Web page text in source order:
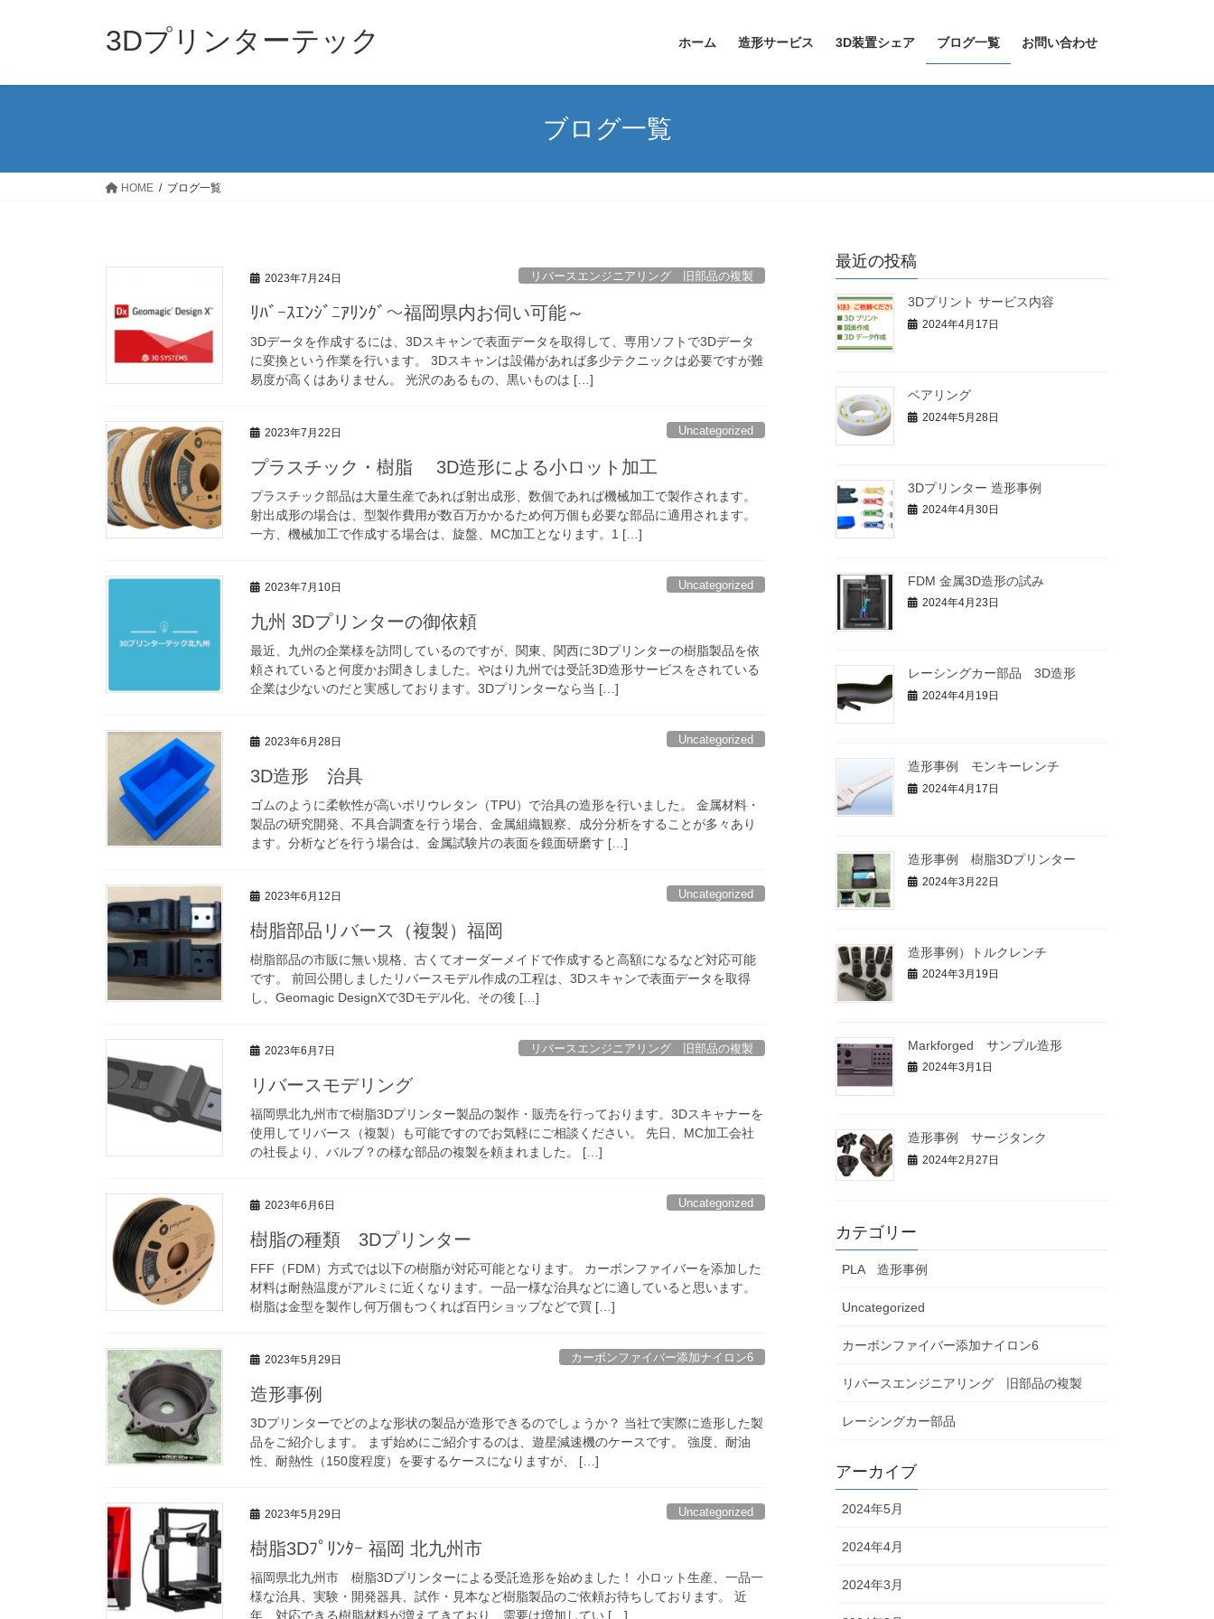
3Dプリンターテック ホーム 造形サービス 3D装置シェア ブログ一覧 お問い合わせ
ブログ一覧
HOME ブログ一覧
2023年7月24日 リバースエンジニアリング 旧部品の複製
ﾘﾊﾞｰｽｴﾝｼﾞﾆｱﾘﾝｸﾞ～福岡県内お伺い可能～
3Dデータを作成するには、3Dスキャンで表面データを取得して、専用ソフトで3Dデータ
に変換という作業を行います。 3Dスキャンは設備があれば多少テクニックは必要ですが難
易度が高くはありません。 光沢のあるもの、黒いものは […]
2023年7月22日 Uncategorized
プラスチック・樹脂 3D造形による小ロット加工
プラスチック部品は大量生産であれば射出成形、数個であれば機械加工で製作されます。
射出成形の場合は、型製作費用が数百万かかるため何万個も必要な部品に適用されます。
一方、機械加工で作成する場合は、旋盤、MC加工となります。1 […]
2023年7月10日 Uncategorized
九州 3Dプリンターの御依頼
最近、九州の企業様を訪問しているのですが、関東、関西に3Dプリンターの樹脂製品を依
頼されていると何度かお聞きしました。やはり九州では受託3D造形サービスをされている
企業は少ないのだと実感しております。3Dプリンターなら当 […]
2023年6月28日 Uncategorized
3D造形 治具
ゴムのように柔軟性が高いポリウレタン（TPU）で治具の造形を行いました。 金属材料・
製品の研究開発、不具合調査を行う場合、金属組織観察、成分分析をすることが多々あり
ます。分析などを行う場合は、金属試験片の表面を鏡面研磨す […]
2023年6月12日 Uncategorized
樹脂部品リバース（複製）福岡
樹脂部品の市販に無い規格、古くてオーダーメイドで作成すると高額になるなど対応可能
です。 前回公開しましたリバースモデル作成の工程は、3Dスキャンで表面データを取得
し、Geomagic DesignXで3Dモデル化、その後 […]
2023年6月7日 リバースエンジニアリング 旧部品の複製
リバースモデリング
福岡県北九州市で樹脂3Dプリンター製品の製作・販売を行っております。3Dスキャナーを
使用してリバース（複製）も可能ですのでお気軽にご相談ください。 先日、MC加工会社
の社長より、バルブ？の様な部品の複製を頼まれました。 […]
2023年6月6日 Uncategorized
樹脂の種類 3Dプリンター
FFF（FDM）方式では以下の樹脂が対応可能となります。 カーボンファイバーを添加した
材料は耐熱温度がアルミに近くなります。一品一様な治具などに適していると思います。
樹脂は金型を製作し何万個もつくれば百円ショップなどで買 […]
2023年5月29日 カーボンファイバー添加ナイロン6
造形事例
3Dプリンターでどのよな形状の製品が造形できるのでしょうか？ 当社で実際に造形した製
品をご紹介します。 まず始めにご紹介するのは、遊星減速機のケースです。 強度、耐油
性、耐熱性（150度程度）を要するケースになりますが、 […]
2023年5月29日 Uncategorized
樹脂3Dﾌﾟﾘﾝﾀｰ 福岡 北九州市
福岡県北九州市 樹脂3Dプリンターによる受託造形を始めました！ 小ロット生産、一品一
様な治具、実験・開発器具、試作・見本など樹脂製品のご依頼お待ちしております。 近
年、対応できる樹脂材料が増えてきており、需要は増加してい […]
最近の投稿
3Dプリント サービス内容
2024年4月17日
ベアリング
2024年5月28日
3Dプリンター 造形事例
2024年4月30日
FDM 金属3D造形の試み
2024年4月23日
レーシングカー部品 3D造形
2024年4月19日
造形事例 モンキーレンチ
2024年4月17日
造形事例 樹脂3Dプリンター
2024年3月22日
造形事例）トルクレンチ
2024年3月19日
Markforged サンプル造形
2024年3月1日
造形事例 サージタンク
2024年2月27日
カテゴリー
PLA 造形事例
Uncategorized
カーボンファイバー添加ナイロン6
リバースエンジニアリング 旧部品の複製
レーシングカー部品
アーカイブ
2024年5月
2024年4月
2024年3月